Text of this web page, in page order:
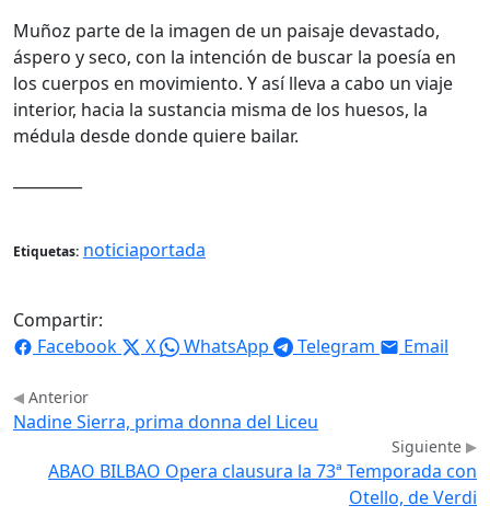
Muñoz parte de la imagen de un paisaje devastado,
áspero y seco, con la intención de buscar la poesía en
los cuerpos en movimiento. Y así lleva a cabo un viaje
interior, hacia la sustancia misma de los huesos, la
médula desde donde quiere bailar.
Etiquetas: noticiaportada
Compartir:
Facebook
X WhatsApp Telegram Email
Anterior
Nadine Sierra, prima donna del Liceu
Siguiente
ABAO BILBAO Opera clausura la 73ª Temporada con
Otello, de Verdi